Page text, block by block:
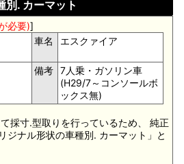
別. カーマット
必要)]
車名 エスクァイア
備考
7人乗・ガソリン車
(H29/7～コンソールボ
ックス無)
採寸.型取りを行っているため、 純正
ジナル形状の車種別. カーマット」と